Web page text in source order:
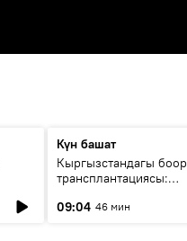
Күн башат
Кыргызстандагы боор
трансплантациясы:
келечеги
09:04 46 мин